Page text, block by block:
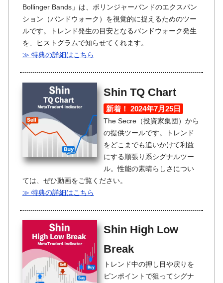
Bollinger Bands」は、ボリンジャーバンドのエクスパン
ション（バンドウォーク）を視覚的に捉えるためのツー
ルです。トレンド発生の目安となるバンドウォーク発生
を、ヒストグラムで知らせてくれます。
≫ 特典の詳細はこちら
Shin TQ Chart
新着！ 2024年7月25日
The Secre（投資家集団）から
の提供ツールです。トレンド
をどこまでも追いかけて利益
にする順張り系シグナルツー
ル。性能の素晴らしさについ
ては、ぜひ動画をご覧ください。
≫ 特典の詳細はこちら
Shin High Low
Break
トレンド中の押し目や戻りを
ピンポイントで狙ってシグナ